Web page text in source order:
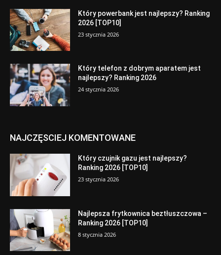
Który powerbank jest najlepszy? Ranking
2026 [TOP10]
23 stycznia 2026
Który telefon z dobrym aparatem jest
najlepszy? Ranking 2026
24 stycznia 2026
NAJCZĘSCIEJ KOMENTOWANE
Który czujnik gazu jest najlepszy?
Ranking 2026 [TOP10]
23 stycznia 2026
Najlepsza frytkownica beztłuszczowa –
Ranking 2026 [TOP10]
8 stycznia 2026